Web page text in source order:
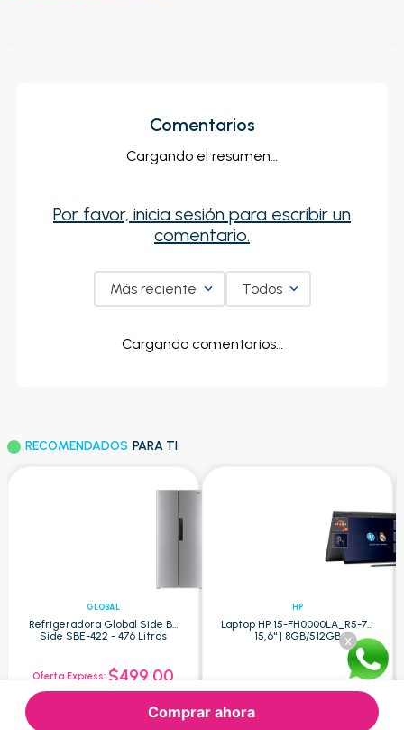
x
Comprar ahora
Comentarios
Cargando el resumen…
Por favor, inicia sesión para escribir un
comentario.
Más reciente Todos
Cargando comentarios…
RECOMENDADOS PARA TI
GLOBAL
Refrigeradora Global Side By
Side SBE-422 - 476 Litros
Oferta Express: $499.00
Oferta: $609.52
HP
Laptop HP 15-FH0000LA_R5-7 -
15,6" | 8GB/512GB
$1.200.00